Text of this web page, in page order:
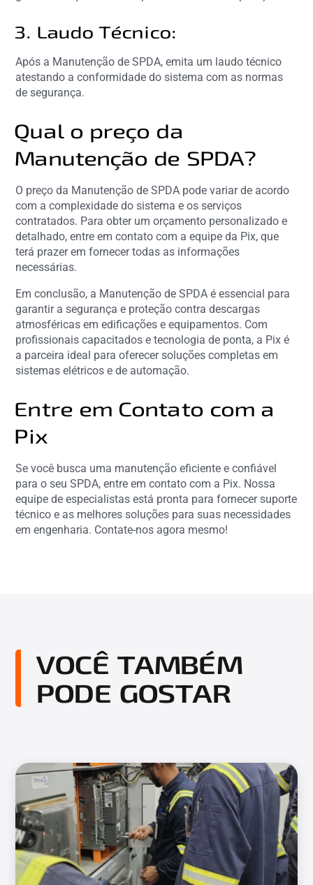
3. Laudo Técnico:
Após a Manutenção de SPDA, emita um laudo técnico
atestando a conformidade do sistema com as normas
de segurança.
Qual o preço da
Manutenção de SPDA?
O preço da Manutenção de SPDA pode variar de acordo
com a complexidade do sistema e os serviços
contratados. Para obter um orçamento personalizado e
detalhado, entre em contato com a equipe da Pix, que
terá prazer em fornecer todas as informações
necessárias.
Em conclusão, a Manutenção de SPDA é essencial para
garantir a segurança e proteção contra descargas
atmosféricas em edificações e equipamentos. Com
profissionais capacitados e tecnologia de ponta, a Pix é
a parceira ideal para oferecer soluções completas em
sistemas elétricos e de automação.
Entre em Contato com a
Pix
Se você busca uma manutenção eficiente e confiável
para o seu SPDA, entre em contato com a Pix. Nossa
equipe de especialistas está pronta para fornecer suporte
técnico e as melhores soluções para suas necessidades
em engenharia. Contate-nos agora mesmo!
VOCÊ TAMBÉM
PODE GOSTAR